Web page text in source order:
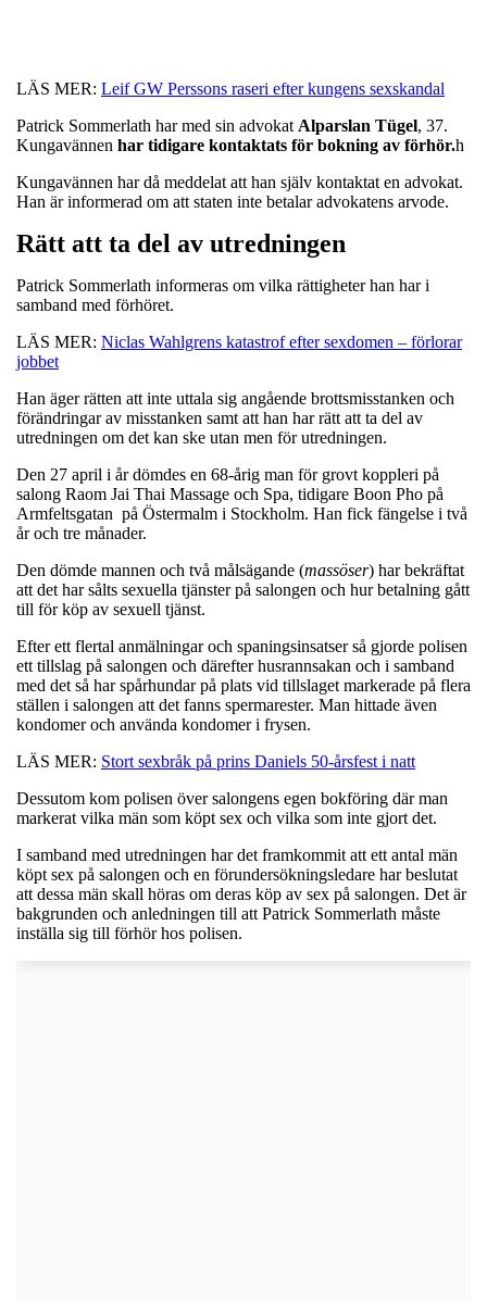
LÄS MER: Leif GW Perssons raseri efter kungens sexskandal
Patrick Sommerlath har med sin advokat Alparslan Tügel, 37.
Kungavännen har tidigare kontaktats för bokning av förhör.h
Kungavännen har då meddelat att han själv kontaktat en advokat.
Han är informerad om att staten inte betalar advokatens arvode.
Rätt att ta del av utredningen
Patrick Sommerlath informeras om vilka rättigheter han har i
samband med förhöret.
LÄS MER: Niclas Wahlgrens katastrof efter sexdomen – förlorar
jobbet
Han äger rätten att inte uttala sig angående brottsmisstanken och
förändringar av misstanken samt att han har rätt att ta del av
utredningen om det kan ske utan men för utredningen.
Den 27 april i år dömdes en 68-årig man för grovt koppleri på
salong Raom Jai Thai Massage och Spa, tidigare Boon Pho på
Armfeltsgatan på Östermalm i Stockholm. Han fick fängelse i två
år och tre månader.
Den dömde mannen och två målsägande (massöser) har bekräftat
att det har sålts sexuella tjänster på salongen och hur betalning gått
till för köp av sexuell tjänst.
Efter ett flertal anmälningar och spaningsinsatser så gjorde polisen
ett tillslag på salongen och därefter husrannsakan och i samband
med det så har spårhundar på plats vid tillslaget markerade på flera
ställen i salongen att det fanns spermarester. Man hittade även
kondomer och använda kondomer i frysen.
LÄS MER: Stort sexbråk på prins Daniels 50-årsfest i natt
Dessutom kom polisen över salongens egen bokföring där man
markerat vilka män som köpt sex och vilka som inte gjort det.
I samband med utredningen har det framkommit att ett antal män
köpt sex på salongen och en förundersökningsledare har beslutat
att dessa män skall höras om deras köp av sex på salongen. Det är
bakgrunden och anledningen till att Patrick Sommerlath måste
inställa sig till förhör hos polisen.